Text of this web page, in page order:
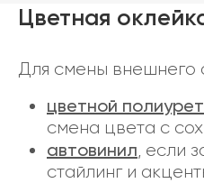
Цветная
Для смены внешнего
цветной
смена цвета с
автовинил, если
стайлинг и